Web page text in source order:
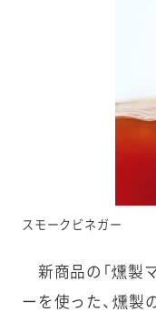
スモークビネガー
新商品の「燻製
ーを使った、燻製